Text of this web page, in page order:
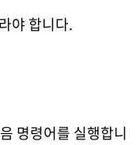
야 합니다.
명령어를 실행합니